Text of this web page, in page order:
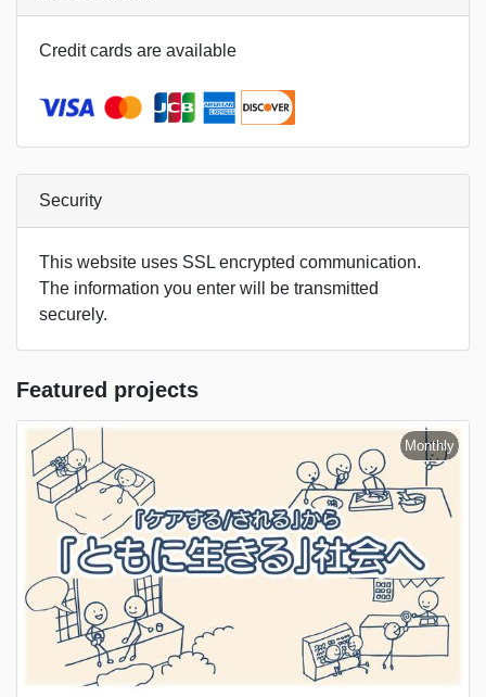
Credit cards are available
Security
This website uses SSL encrypted communication.
The information you enter will be transmitted
securely.
Featured projects